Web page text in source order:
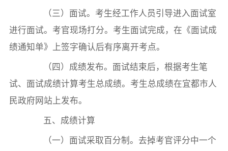
（三）面试。考生经工作人员引导进入面试室
进行面试。考官现场打分。考生面试完成，在《面试成
绩通知单》上签字确认后有序离开考点。
（四）成绩发布。面试结束后，根据考生笔
试、面试成绩计算考生总成绩。考生总成绩在宜都市人
民政府网站上发布。
五、成绩计算
（一）面试采取百分制。去掉考官评分中一个